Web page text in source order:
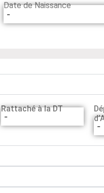
Date de Naissance
-
Rattaché à la DT
-
-